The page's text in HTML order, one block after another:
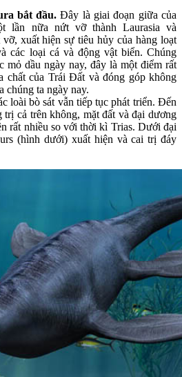
bắt đầu. Đây là giai đoạn giữa của
lần nữa nứt vỡ thành Laurasia và
xuất hiện sự tiêu hủy của hàng loạt
các loại cá và động vật biển. Chúng
mỏ dầu ngày nay, đây là một điểm rất
chất của Trái Đất và đóng góp không
chúng ta ngày nay.
loài bò sát vẫn tiếp tục phát triển. Đến
trị cả trên không, mặt đất và đại dương
rất nhiều so với thời kì Trias. Dưới đại
(hình dưới) xuất hiện và cai trị đáy